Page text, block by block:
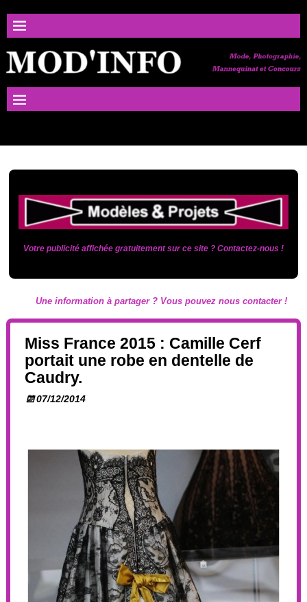
Votre publicité affichée gratuitement sur ce site ? Contactez-nous !
Une information à partager ? Vous pouvez nous contacter !
Miss France 2015 : Camille Cerf
portait une robe en dentelle de
Caudry.
07/12/2014